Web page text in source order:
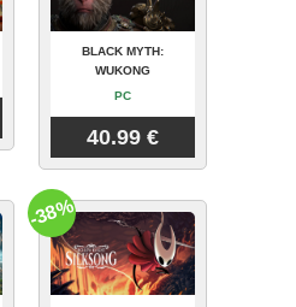
BLACK MYTH:
WUKONG
PC
40.99 €
-38%